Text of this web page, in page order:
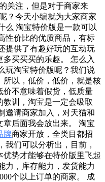
关注，但是对于商家来
？今天小编就为大家商家
么 淘宝特价版是一款可以
性价比的优质商品，有标
提供了有趣好玩的互动玩
买买买的乐趣。 怎么入
玩淘宝特价版呢？我们说
以，低价，低价，就是核
价不意味着假货，低质量
训，淘宝是一定会吸取
邀请商家加入，对天猫和
后面我会放出来。 淘宝
牌商家开放，全类目都招
我们可以分析出，目前，
势才能够在特价版里飞起
力，库存能力，发货能力
个以上订单的商家。 成